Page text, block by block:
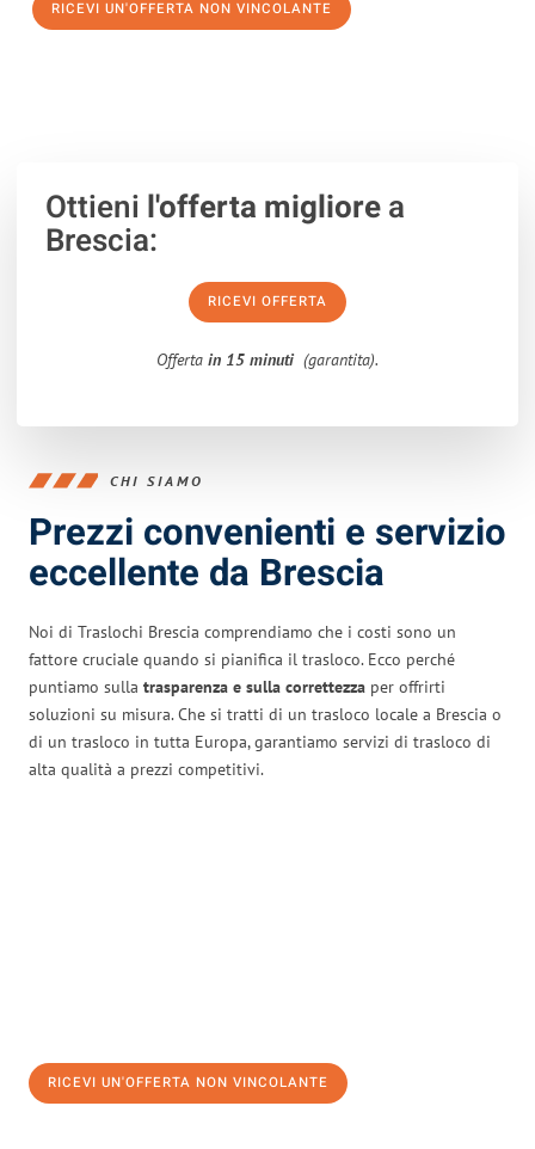
RICEVI UN'OFFERTA NON VINCOLANTE
Ottieni l'offerta migliorea
Brescia:
RICEVI OFFERTA
Offerta in 15 minuti (garantita).
CHI SIAMO
Prezzi convenienti e servizio
eccellente da Brescia
Noi di Traslochi Brescia comprendiamo che i costi sono un
fattore cruciale quando si pianifica il trasloco. Ecco perché
puntiamo sulla trasparenza e sulla correttezza per offrirti
soluzioni su misura. Che si tratti di un trasloco locale a Brescia o
di un trasloco in tutta Europa, garantiamo servizi di trasloco di
alta qualità a prezzi competitivi.
RICEVI UN'OFFERTA NON VINCOLANTE